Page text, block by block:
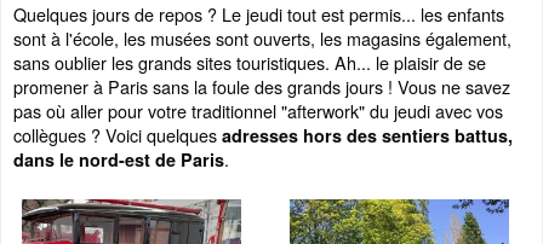
Quelques jours de repos ? Le jeudi tout est permis... les enfants
sont à l'école, les musées sont ouverts, les magasins également,
sans oublier les grands sites touristiques. Ah... le plaisir de se
promener à Paris sans la foule des grands jours ! Vous ne savez
pas où aller pour votre traditionnel "afterwork" du jeudi avec vos
collègues ? Voici quelques adresses hors des sentiers battus,
dans le nord-est de Paris.